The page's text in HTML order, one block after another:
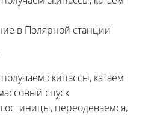
в Полярной станции
скипассы, катаем
спуск
переодеваемся,